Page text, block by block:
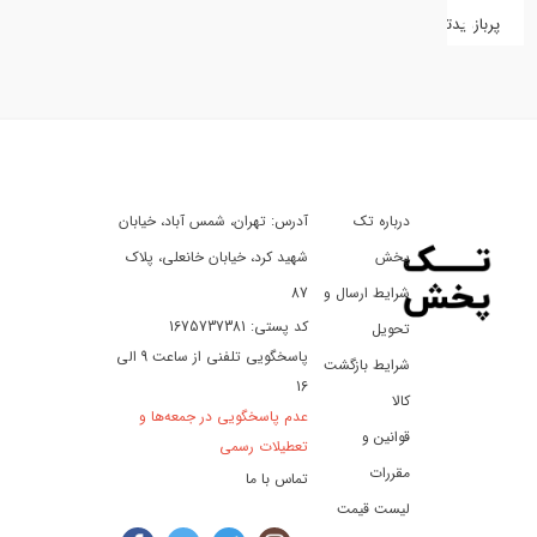
کفش
سفر
تفریح
پربازدیدترین
درباره تک
پخش
شرایط ارسال و
تحویل
شرایط بازگشت
کالا
قوانین و
مقررات
لیست قیمت
آدرس: تهران، شمس آباد، خیابان
شهید کرد، خیابان خانعلی، پلاک
87
کد پستی: 1675737381
پاسخگویی تلفنی از ساعت 9 الی
16
عدم پاسخگویی در جمعه‌ها و
تعطیلات رسمی
تماس با ما